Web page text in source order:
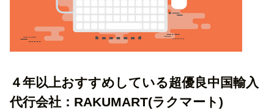
４年以上おすすめしている超優良中国輸入
代行会社：RAKUMART(ラクマート)